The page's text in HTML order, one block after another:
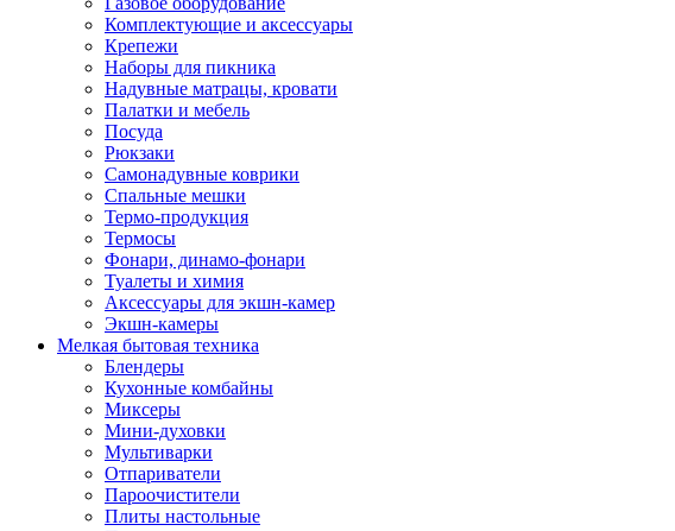
Комплектующие и аксессуары
Крепежи
Наборы для пикника
Надувные матрацы, кровати
Палатки и мебель
Посуда
Рюкзаки
Самонадувные коврики
Спальные мешки
Термо-продукция
Термосы
Фонари, динамо-фонари
Туалеты и химия
Аксессуары для экшн-камер
Экшн-камеры
Мелкая бытовая техника
Блендеры
Кухонные комбайны
Миксеры
Мини-духовки
Мультиварки
Отпариватели
Пароочистители
Плиты настольные